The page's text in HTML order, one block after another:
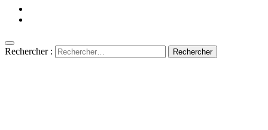
Rechercher :